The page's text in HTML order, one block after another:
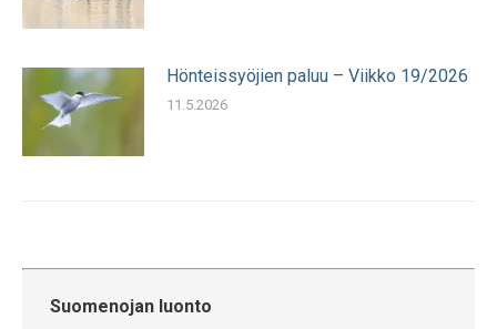
Hönteissyöjien paluu – Viikko 19/2026
11.5.2026
Suomenojan luonto